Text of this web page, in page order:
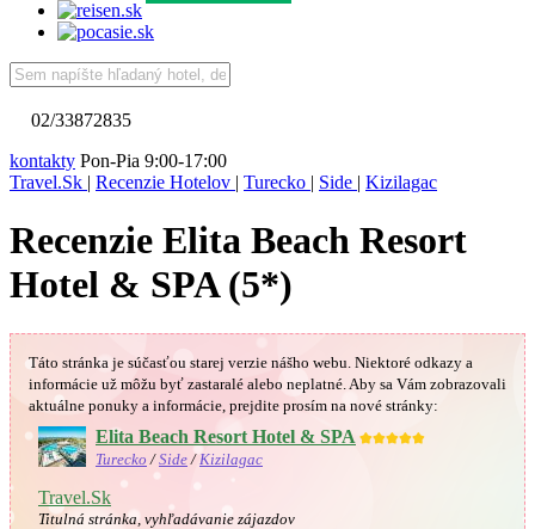
02/33872835
kontakty Pon-Pia 9:00-17:00
Travel.Sk | Recenzie Hotelov | Turecko | Side | Kizilagac
Recenzie Elita Beach Resort
Hotel & SPA (5*)
Táto stránka je súčasťou starej verzie nášho webu. Niektoré odkazy a
informácie už môžu byť zastaralé alebo neplatné. Aby sa Vám zobrazovali
aktuálne ponuky a informácie, prejdite prosím na nové stránky:
Elita Beach Resort Hotel & SPA ★★★★★
Turecko /Side / Kizilagac
Travel.Sk
Titulná stránka, vyhľadávanie zájazdov